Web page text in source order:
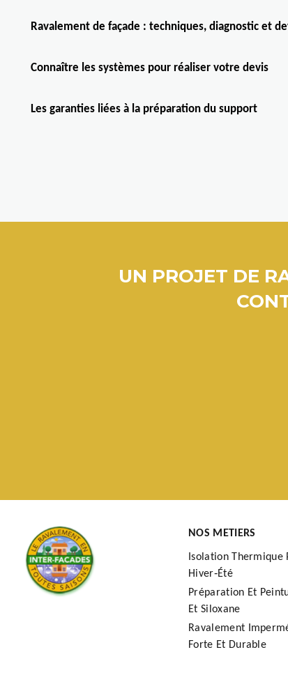
Ravalement de façade : techniques, diagnostic et
Connaître les systèmes pour réaliser votre devis
Les garanties liées à la préparation du support
UN PROJET DE
NOS METIERS
Isolation Thermique
Hiver‑Été
Préparation Et
Et Siloxane
Ravalement
Forte Et Durable